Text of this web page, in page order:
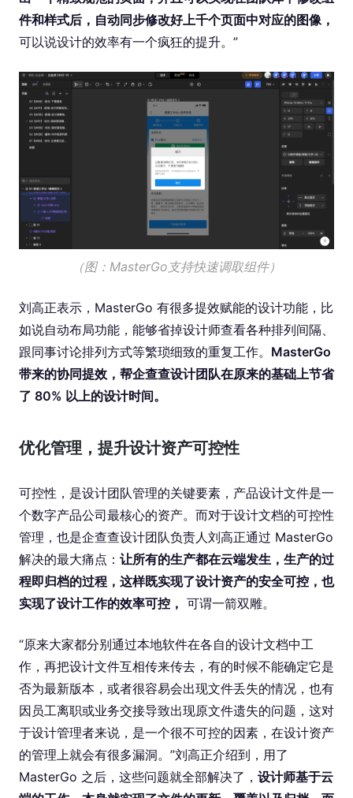
件和样式后，自动同步修改好上千个页面中对应的图像，
可以说设计的效率有一个疯狂的提升。”
（图：MasterGo支持快速调取组件）
刘高正表示，MasterGo 有很多提效赋能的设计功能，比
如说自动布局功能，能够省掉设计师查看各种排列间隔、
跟同事讨论排列方式等繁琐细致的重复工作。 MasterGo
带来的协同提效，帮企查查设计团队在原来的基础上节省
了 80% 以上的设计时间。
优化管理，提升设计资产可控性
可控性，是设计团队管理的关键要素，产品设计文件是一
个数字产品公司最核心的资产。而对于设计文档的可控性
管理，也是企查查设计团队负责人刘高正通过 MasterGo
解决的最大痛点： 让所有的生产都在云端发生，生产的过
程即归档的过程，这样既实现了设计资产的安全可控，也
实现了设计工作的效率可控， 可谓一箭双雕。
“原来⼤家都分别通过本地软件在各自的设计文档中⼯
作，再把设计文件互相传来传去，有的时候不能确定它是
否为最新版本，或者很容易会出现⽂件丢失的情况，也有
因员工离职或业务交接导致出现原⽂件遗失的问题，这对
于设计管理者来说，是⼀个很不可控的因素，在设计资产
的管理上就会有很多漏洞。”刘高正介绍到，⽤了
MasterGo 之后，这些问题就全部解决了， 设计师基于云